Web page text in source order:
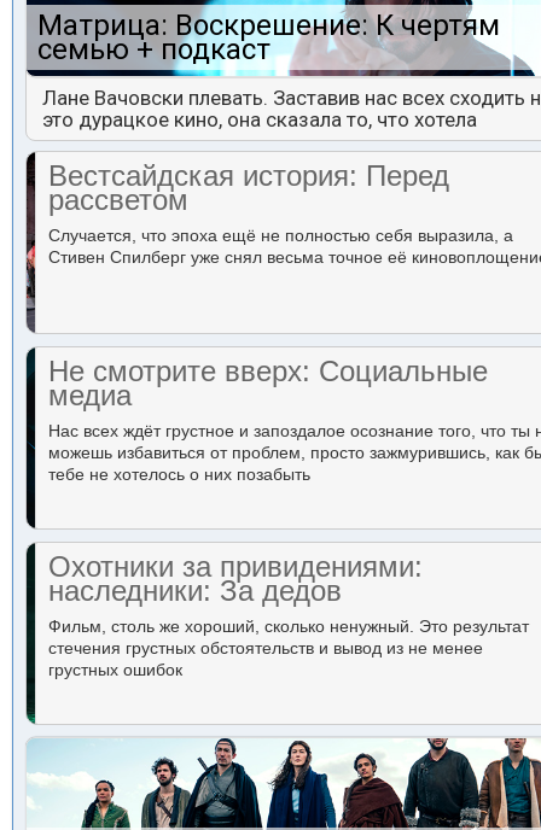
Матрица: Воскрешение: К чертям
семью + подкаст
Лане Вачовски плевать. Заставив нас всех сходить
это дурацкое кино, она сказала то, что хотела
Вестсайдская история: Перед
рассветом
Случается, что эпоха ещё не полностью себя выразила, а
Стивен Спилберг уже снял весьма точное её
Не смотрите вверх: Социальные
медиа
Нас всех ждёт грустное и запоздалое осознание того, что ты
можешь избавиться от проблем, просто зажмурившись, как
тебе не хотелось о них позабыть
Охотники за привидениями:
наследники: За дедов
Фильм, столь же хороший, сколько ненужный. Это результат
стечения грустных обстоятельств и вывод из не менее
грустных ошибок